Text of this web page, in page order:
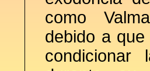
como
debido a
condicionar